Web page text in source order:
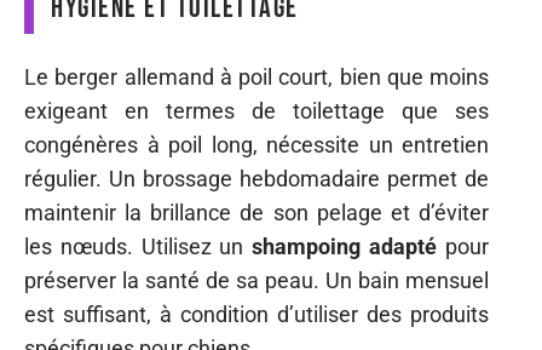
Hygiène et toilettage
Le berger allemand à poil court, bien que moins
exigeant en termes de toilettage que ses
congénères à poil long, nécessite un entretien
régulier. Un brossage hebdomadaire permet de
maintenir la brillance de son pelage et d’éviter
les nœuds. Utilisez unshampoing adapté pour
préserver la santé de sa peau. Un bain mensuel
est suffisant, à condition d’utiliser des produits